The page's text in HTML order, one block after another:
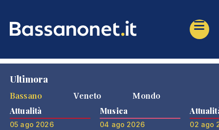
Ultimora
Bassano
Veneto Mondo
Attualità
05 ago 2026
Musica
04 ago 2026 02 ago